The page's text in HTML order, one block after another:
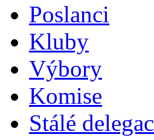
Poslanci
Kluby
Výbory
Komise
Stálé